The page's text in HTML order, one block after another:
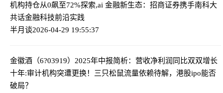
机构持仓从0飙至72%探索,ai 金融新生态：招商证券携手南科大
共话金融科技前沿实践
半月谈2026-04-29 19:55:37
金徽酒（6?03919）2025年中报简析：营收净利润同比双双增长
十年:审计机构突遭更换！三只松鼠流量依赖待解，港股ipo能否
破局？